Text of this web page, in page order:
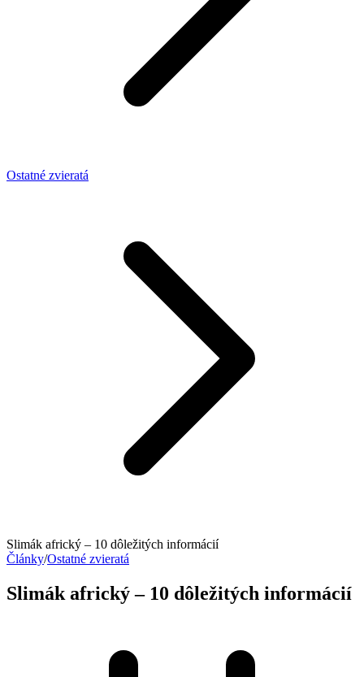
Ostatné zvieratá
Slimák africký – 10 dôležitých informácií
Články/Ostatné zvieratá
Slimák africký – 10 dôležitých informácií